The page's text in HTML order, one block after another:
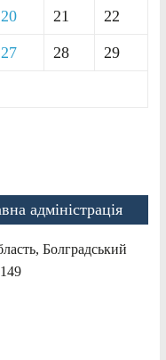
20 21 22
27 28 29
адміністрація
Болградський